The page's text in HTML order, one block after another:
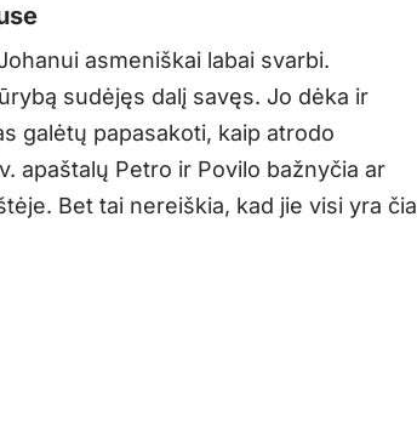
asmeniškai labai svarbi.
sudėjęs dalį savęs. Jo dėka ir
galėtų papasakoti, kaip atrodo
apaštalų Petro ir Povilo bažnyčia ar
Bet tai nereiškia, kad jie visi yra čia